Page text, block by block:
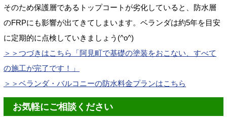
そのため保護層であるトップコートが劣化していると、防水層
のFRPにも影響が出てきてしまいます。ベランダは約5年を目安
に定期的に点検していきましょう(^o^)
＞＞つづきはこちら「阿見町で基礎の塗装をおこない、すべて
の施工が完了です！」
＞＞ベランダ・バルコニーの防水料金プランはこちら
お気軽にご相談ください